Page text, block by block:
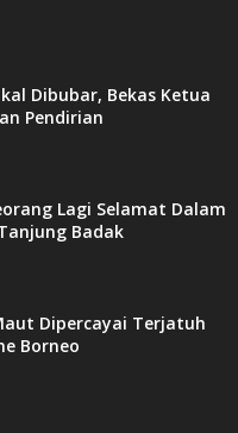
Dibubar, Bekas Ketua
Pendirian
Lagi Selamat Dalam
Badak
Dipercayai Terjatuh
Borneo